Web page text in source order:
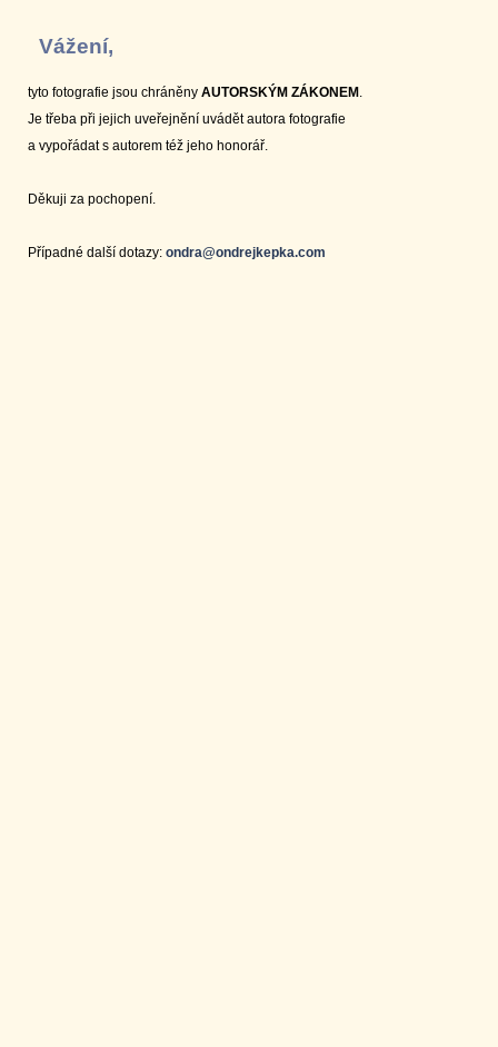
Vážení,
tyto fotografie jsou chráněny AUTORSKÝM ZÁKONEM .
Je třeba při jejich uveřejnění uvádět autora fotografie
a vypořádat s autorem též jeho honorář.
Děkuji za pochopení.
Případné další dotazy: ondra@ondrejkepka.com